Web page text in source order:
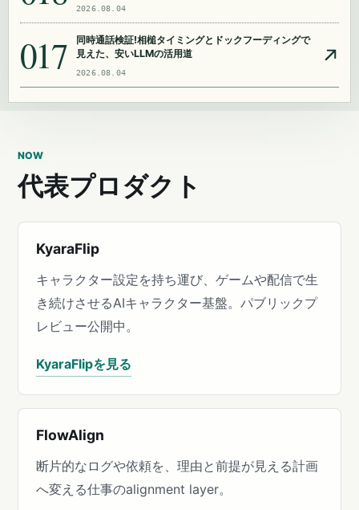
2026.08.04
017
同時通話検証!相槌タイミングとドックフーディングで
見えた、安いLLMの活用道
2026.08.04
NOW
代表プロダクト
KyaraFlip
キャラクター設定を持ち運び、ゲームや配信で生
き続けさせるAIキャラクター基盤。パブリックプ
レビュー公開中。
KyaraFlipを見る
FlowAlign
断片的なログや依頼を、理由と前提が見える計画
へ変える仕事のalignment layer。